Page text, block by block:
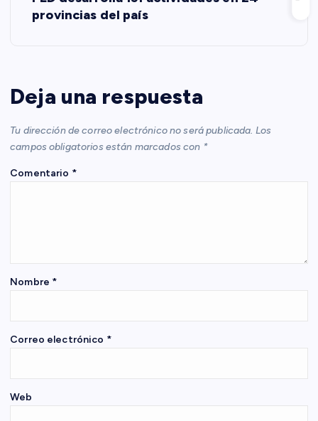
a
c
i
ó
e
t
provincias del país
Deja una respuesta
Tu dirección de correo electrónico no será publicada. Los
campos obligatorios están marcados con *
Comentario *
Nombre *
Correo electrónico *
Web